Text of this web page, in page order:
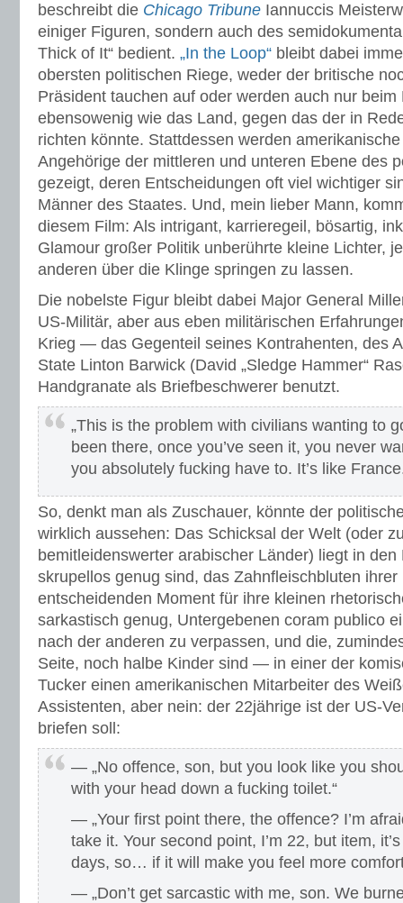
beschreibt die Chicago Tribune Iannuccis
einiger Figuren, sondern auch des
Thick of It“ bedient. „In the Loop“ bleibt dabei
obersten politischen Riege, weder der britische
Präsident tauchen auf oder werden auch nur beim
ebensowenig wie das Land, gegen das der in
richten könnte. Stattdessen werden
Angehörige der mittleren und unteren Ebene des
gezeigt, deren Entscheidungen oft viel wichtiger
Männer des Staates. Und, mein lieber Mann,
diesem Film: Als intrigant, karrieregeil, bösartig,
Glamour großer Politik unberührte kleine Lichter,
anderen über die Klinge springen zu lassen.
Die nobelste Figur bleibt dabei Major General
US-Militär, aber aus eben militärischen
Krieg — das Gegenteil seines Kontrahenten, des
State Linton Barwick (David „Sledge Hammer“
Handgranate als Briefbeschwerer benutzt.
„This is the problem with civilians wanting to
been there, once you’ve seen it, you never
you absolutely fucking have to. It’s like
So, denkt man als Zuschauer, könnte der
wirklich aussehen: Das Schicksal der Welt (oder
bemitleidenswerter arabischer Länder) liegt in
skrupellos genug sind, das Zahnfleischbluten
entscheidenden Moment für ihre kleinen
sarkastisch genug, Untergebenen coram publico
nach der anderen zu verpassen, und die,
Seite, noch halbe Kinder sind — in einer der
Tucker einen amerikanischen Mitarbeiter des
Assistenten, aber nein: der 22jährige ist der US-
briefen soll:
— „No offence, son, but you look like you
with your head down a fucking toilet.“
— „Your first point there, the offence? I’m
take it. Your second point, I’m 22, but item,
days, so… if it will make you feel more
— „Don’t get sarcastic with me, son. We